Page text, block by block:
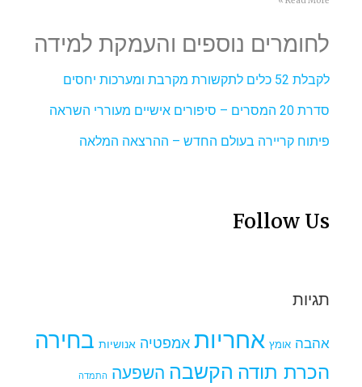
לחומרים נוספים והעמקת למידה
לקבלת 52 כלים לתקשורת מקרבת ומערכות יחסים
סדרת 20 המסרים – סיפורים אישיים מעוררי השראה
פיתוח קריירה בעולם החדש – ההרצאה המלאה
Follow Us
תגיות
אהבה אומץ אחריות אמפטיה אנושיות בחירה
הכרת תודה הקשבה השפעה התמדה